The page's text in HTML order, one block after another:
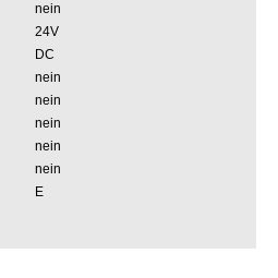
nein
24V
DC
nein
nein
nein
nein
nein
E